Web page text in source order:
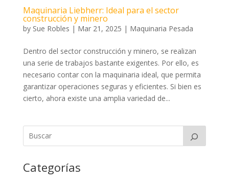
Maquinaria Liebherr: Ideal para el sector
construcción y minero
by Sue Robles | Mar 21, 2025 | Maquinaria Pesada
Dentro del sector construcción y minero, se realizan
una serie de trabajos bastante exigentes. Por ello, es
necesario contar con la maquinaria ideal, que permita
garantizar operaciones seguras y eficientes. Si bien es
cierto, ahora existe una amplia variedad de...
Categorías